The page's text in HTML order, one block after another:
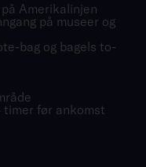
Amerikalinjen
på museer og
bag og bagels to-
timer før ankomst